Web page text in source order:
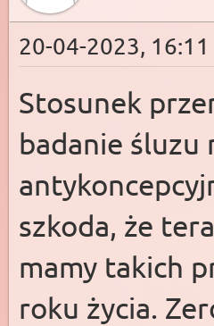
20-04-2023, 16:11
Stosunek
badanie śluzu
szkoda, że
mamy takich
roku życia.